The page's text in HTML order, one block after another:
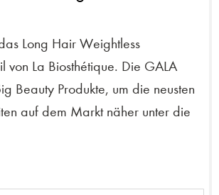
Long Hair Weightless
von La Biosthétique. Die GALA
Beauty Produkte, um die neusten
auf dem Markt näher unter die